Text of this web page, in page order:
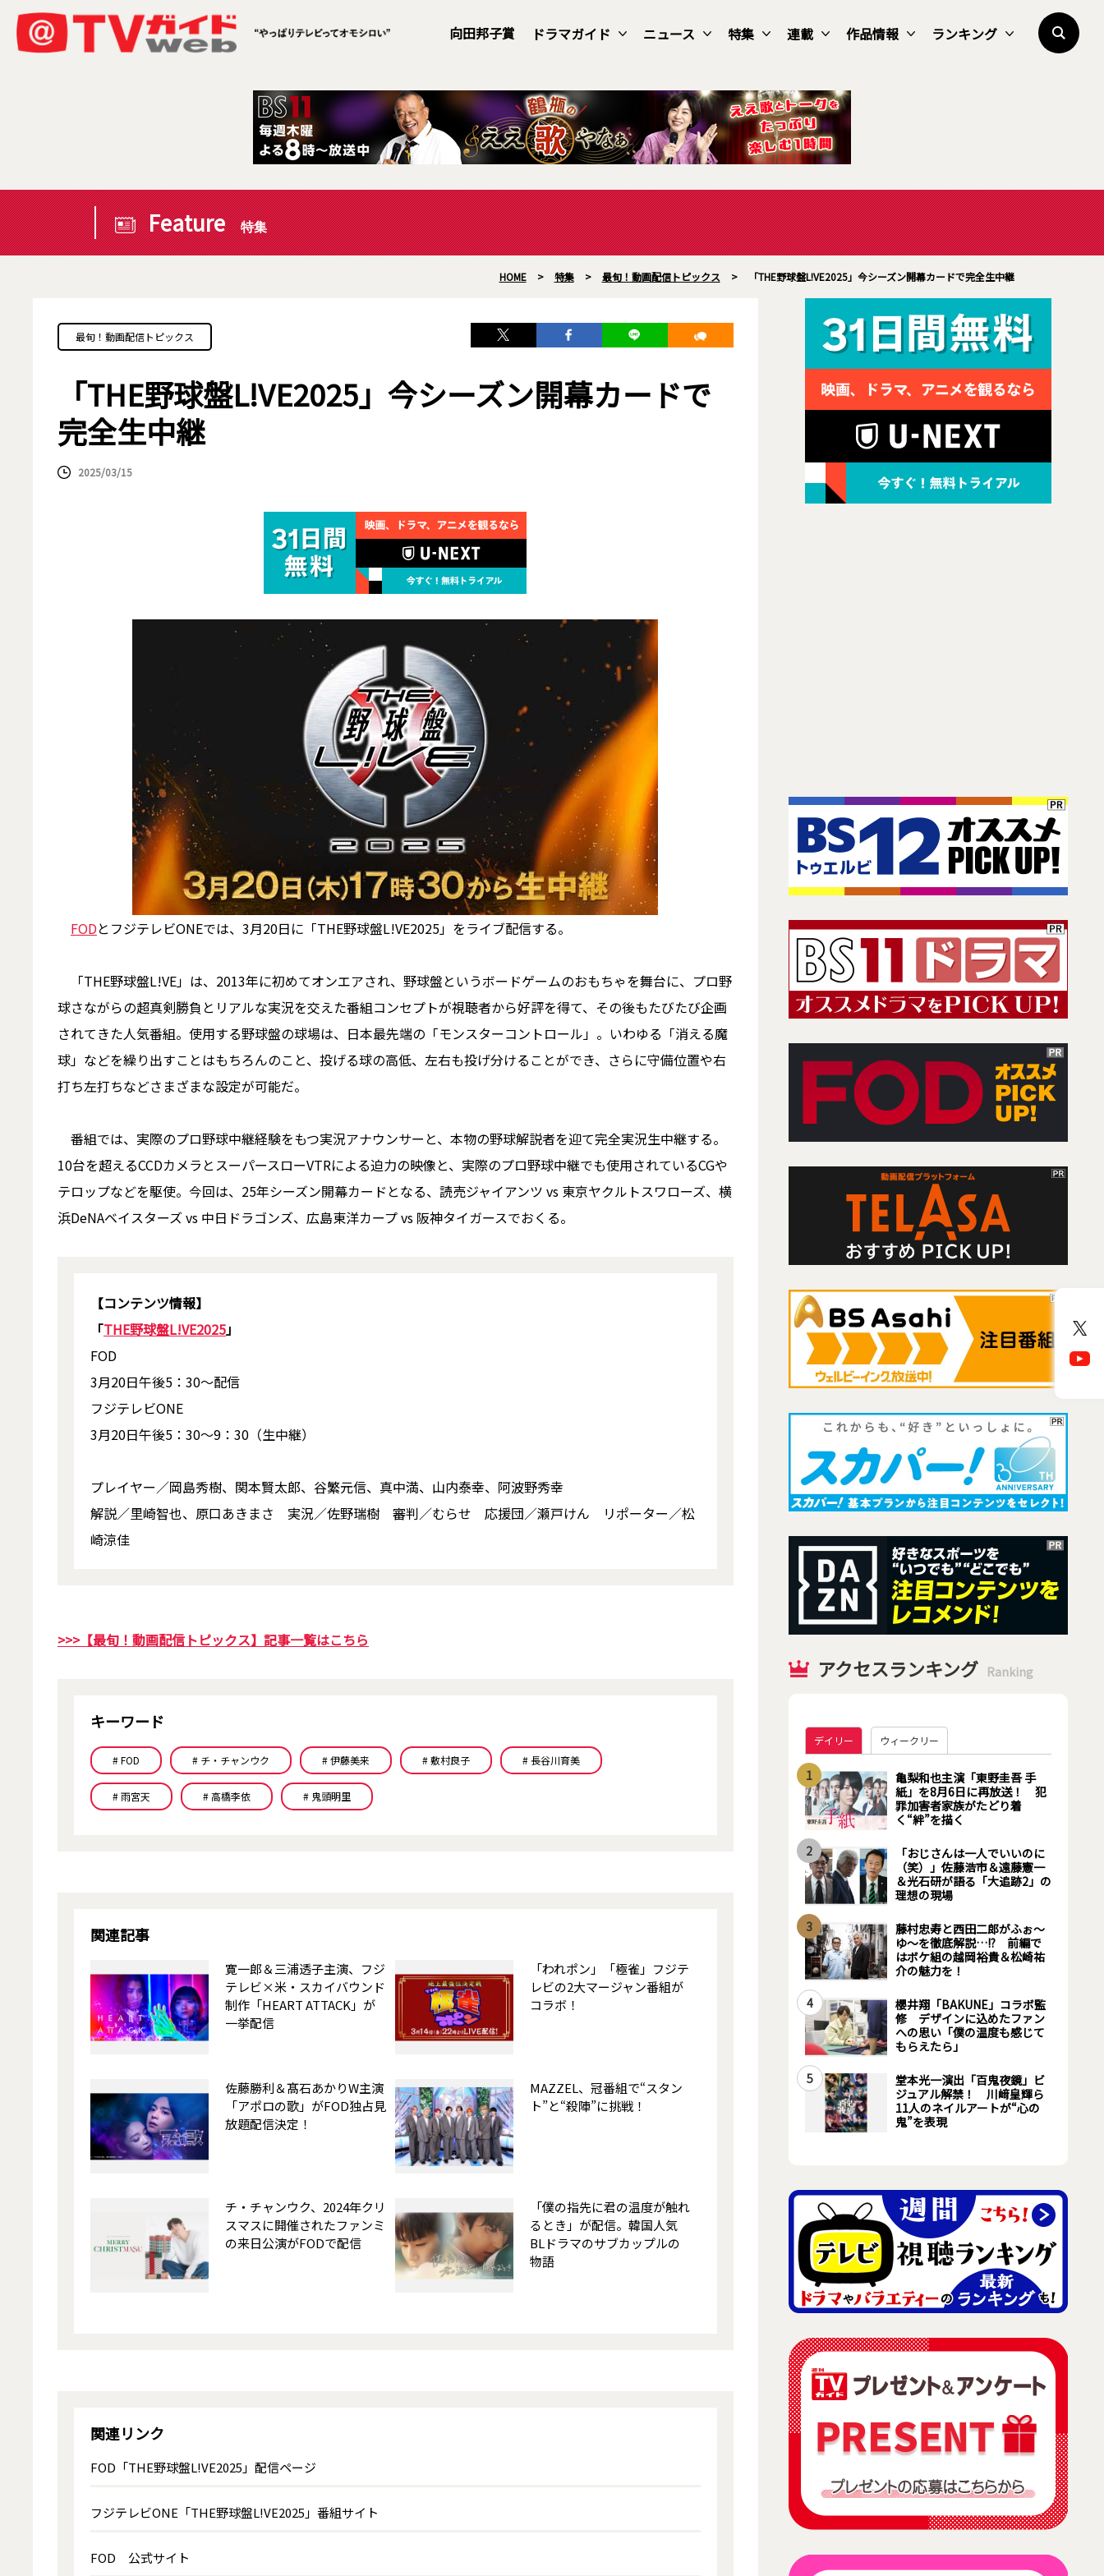
向田邦子賞 ドラマガイド ニュース 特集 連載 作品情報 ランキング
Feature 特集
HOME > 特集 > 最旬！動画配信トピックス > 「THE野球盤L!VE2025」今シーズン開幕カードで完全生中継
最旬！動画配信トピックス
「THE野球盤L!VE2025」今シーズン開幕カードで
完全生中継
2025/03/15
FODとフジテレビONEでは、3月20日に「THE野球盤L!VE2025」をライブ配信する。
「THE野球盤L!VE」は、2013年に初めてオンエアされ、野球盤というボードゲームのおもちゃを舞台に、プロ野
球さながらの超真剣勝負とリアルな実況を交えた番組コンセプトが視聴者から好評を得て、その後もたびたび企画
されてきた人気番組。使用する野球盤の球場は、日本最先端の「モンスターコントロール」。いわゆる「消える魔
球」などを繰り出すことはもちろんのこと、投げる球の高低、左右も投げ分けることができ、さらに守備位置や右
打ち左打ちなどさまざまな設定が可能だ。
番組では、実際のプロ野球中継経験をもつ実況アナウンサーと、本物の野球解説者を迎て完全実況生中継する。
10台を超えるCCDカメラとスーパースローVTRによる迫力の映像と、実際のプロ野球中継でも使用されているCGや
テロップなどを駆使。今回は、25年シーズン開幕カードとなる、読売ジャイアンツ vs 東京ヤクルトスワローズ、横
浜DeNAベイスターズ vs 中日ドラゴンズ、広島東洋カープ vs 阪神タイガースでおくる。
【コンテンツ情報】
「THE野球盤L!VE2025」
FOD
3月20日午後5：30～配信
フジテレビONE
3月20日午後5：30～9：30（生中継）
プレイヤー／岡島秀樹、関本賢太郎、谷繁元信、真中満、山内泰幸、阿波野秀幸
解説／里崎智也、原口あきまさ 実況／佐野瑞樹 審判／むらせ 応援団／瀬戸けん リポーター／松
崎涼佳
>>>【最旬！動画配信トピックス】記事一覧はこちら
キーワード
# FOD # チ・チャンウク # 伊藤美来 # 敷村良子 # 長谷川育美
# 雨宮天 # 高橋李依 # 鬼頭明里
関連記事
寛一郎＆三浦透子主演、フジ
テレビ×米・スカイバウンド
制作「HEART ATTACK」が
一挙配信
「われポン」「極雀」フジテ
レビの2大マージャン番組が
コラボ！
佐藤勝利＆髙石あかりW主演
「アポロの歌」がFOD独占見
放題配信決定！
MAZZEL、冠番組で“スタン
ト”と“殺陣”に挑戦！
チ・チャンウク、2024年クリ
スマスに開催されたファンミ
の来日公演がFODで配信
「僕の指先に君の温度が触れ
るとき」が配信。韓国人気
BLドラマのサブカップルの
物語
関連リンク
FOD「THE野球盤L!VE2025」配信ページ
フジテレビONE「THE野球盤L!VE2025」番組サイト
FOD 公式サイト
アクセスランキング Ranking
デイリー ウィークリー
1
亀梨和也主演「東野圭吾 手
紙」を8月6日に再放送！ 犯
罪加害者家族がたどり着
く“絆”を描く
2
「おじさんは一人でいいのに
（笑）」佐藤浩市＆遠藤憲一
＆光石研が語る「大追跡2」の
理想の現場
3
藤村忠寿と西田二郎がふぉ～
ゆ～を徹底解説…!? 前編で
はボケ組の越岡裕貴＆松崎祐
介の魅力を！
4
櫻井翔「BAKUNE」コラボ監
修 デザインに込めたファン
への思い「僕の温度も感じて
もらえたら」
5
堂本光一演出「百鬼夜鏡」ビ
ジュアル解禁！ 川﨑皇輝ら
11人のネイルアートが“心の
鬼”を表現